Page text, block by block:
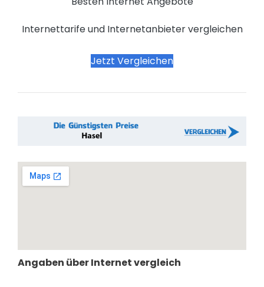
Internettarife und Internetanbieter vergleichen
Jetzt Vergleichen
Angaben über Internet vergleich